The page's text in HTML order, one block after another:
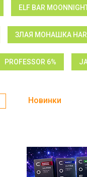
ELF BAR
ЗЛАЯ МОНАШКА
PROFESSOR 6%
Новинки